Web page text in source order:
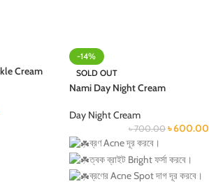
Cream
-14%
SOLD OUT
Nami Day Night Cream
Day Night Cream
৳700.00 ৳600.00
ব্রণ Acne দূর করবে।
ত্বক ব্রাইট Bright ফর্সা করবে।
ব্রণের Acne Spot দাগ দূর করবে।